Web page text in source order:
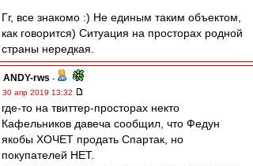
Гг, все знакомо :) Не единым таким объектом,
как говорится) Ситуация на просторах родной
страны нередкая.
ANDY-rws -
30 апр 2019 13:32
где-то на твиттер-просторах некто
Кафельников давеча сообщил, что Федун
якобы ХОЧЕТ продать Спартак, но
покупателей НЕТ.